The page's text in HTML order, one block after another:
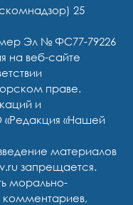
25
Эл № ФС77-79226
на веб-сайте
праве.
и
«Нашей
материалов
запрещается.
морально-